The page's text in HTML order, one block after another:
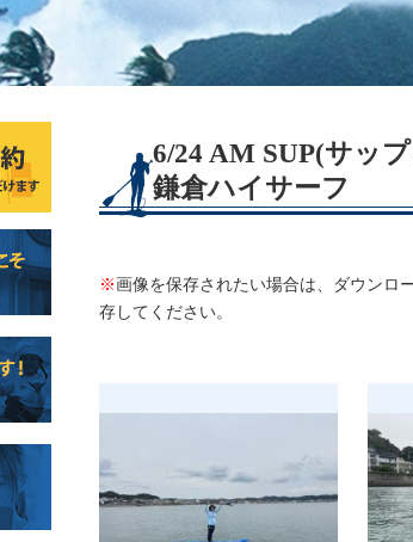
6/24 AM SUP(サッ
鎌倉ハイサーフ
※画像を保存されたい場合は、ダウンロ
存してください。